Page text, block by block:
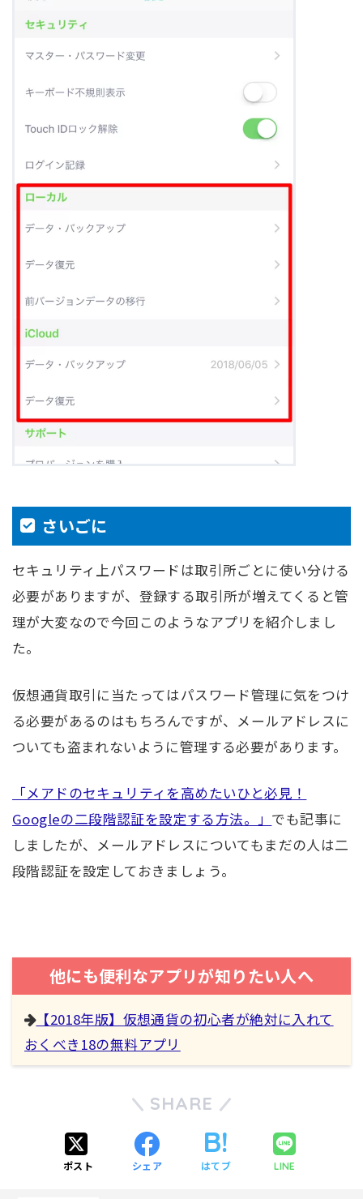
さいごに
セキュリティ上パスワードは取引所ごとに使い分ける
必要がありますが、登録する取引所が増えてくると管
理が大変なので今回このようなアプリを紹介しまし
た。
仮想通貨取引に当たってはパスワード管理に気をつけ
る必要があるのはもちろんですが、メールアドレスに
ついても盗まれないように管理する必要があります。
「メアドのセキュリティを高めたいひと必見！
Googleの二段階認証を設定する方法。」 でも記事に
しましたが、メールアドレスについてもまだの人は二
段階認証を設定しておきましょう。
他にも便利なアプリが知りたい人へ
【2018年版】仮想通貨の初心者が絶対に入れて
おくべき18の無料アプリ
SHARE
ポスト シェア はてブ LINE